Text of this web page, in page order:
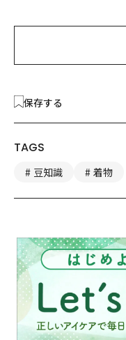
保存する
TAGS
豆知識 着物